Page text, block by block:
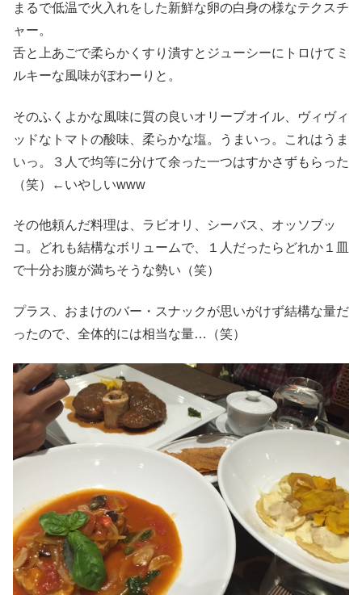
まるで低温で火入れをした新鮮な卵の白身の様なテクスチ
ャー。
舌と上あごで柔らかくすり潰すとジューシーにトロけてミ
ルキーな風味がぽわーりと。
そのふくよかな風味に質の良いオリーブオイル、ヴィヴィ
ッドなトマトの酸味、柔らかな塩。うまいっ。これはうま
いっ。３人で均等に分けて余った一つはすかさずもらった
（笑）←いやしいwww
その他頼んだ料理は、ラビオリ、シーバス、オッソブッ
コ。どれも結構なボリュームで、１人だったらどれか１皿
で十分お腹が満ちそうな勢い（笑）
プラス、おまけのバー・スナックが思いがけず結構な量だ
ったので、全体的には相当な量…（笑）